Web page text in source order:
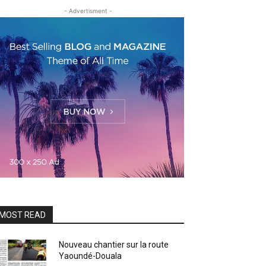
- Advertisment -
READ
Nouveau chantier sur la route
Yaoundé-Douala